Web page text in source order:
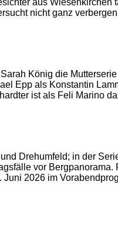
aus Wiesenkirchen
nicht ganz
König die
Epp als Konstantin
ist als Feli Marino
Drehumfeld; in der
vor Bergpanorama.
2026 im